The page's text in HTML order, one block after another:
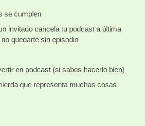
se cumplen
invitado cancela tu podcast a última
quedarte sin episodio
en podcast (si sabes hacerlo bien)
que representa muchas cosas